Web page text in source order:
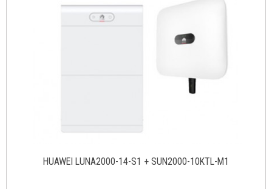
HUAWEI LUNA2000-14-S1 + SUN2000-10KTL-M1